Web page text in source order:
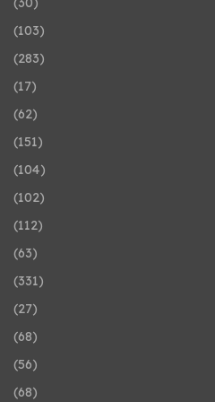
(103)
(283)
(17)
(62)
(151)
(104)
(102)
(112)
(63)
(331)
(27)
(68)
(56)
(68)